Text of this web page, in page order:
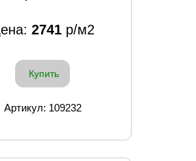
2741 р/м2
Купить
Артикул: 109232